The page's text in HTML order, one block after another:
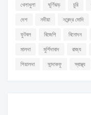
খেলাধুলা
ঘূর্ণিঝড় চুরি
দেশ
নদীয়া নরেন্দ্র মোদি
ফুটবল
বিজেপি বিনোদন
মালদা
মুর্শিদাবাদ রাজ্য
শিয়ালদা
সান্দাকফু স্বাস্থ্য